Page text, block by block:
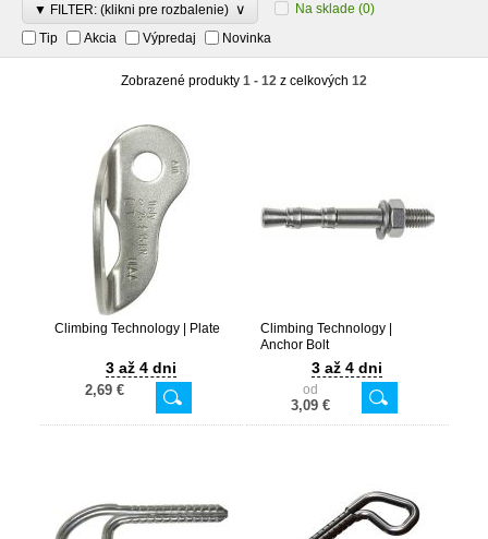
▼ FILTER: (klikni pre rozbalenie) ∨ Na sklade (0)
Tip
Akcia Výpredaj Novinka
Zobrazené produkty 1 - 12 z celkových 12
Climbing Technology | Plate
3 až 4 dni
2,69 €
Climbing Technology |
Anchor Bolt
3 až 4 dni
od
3,09 €